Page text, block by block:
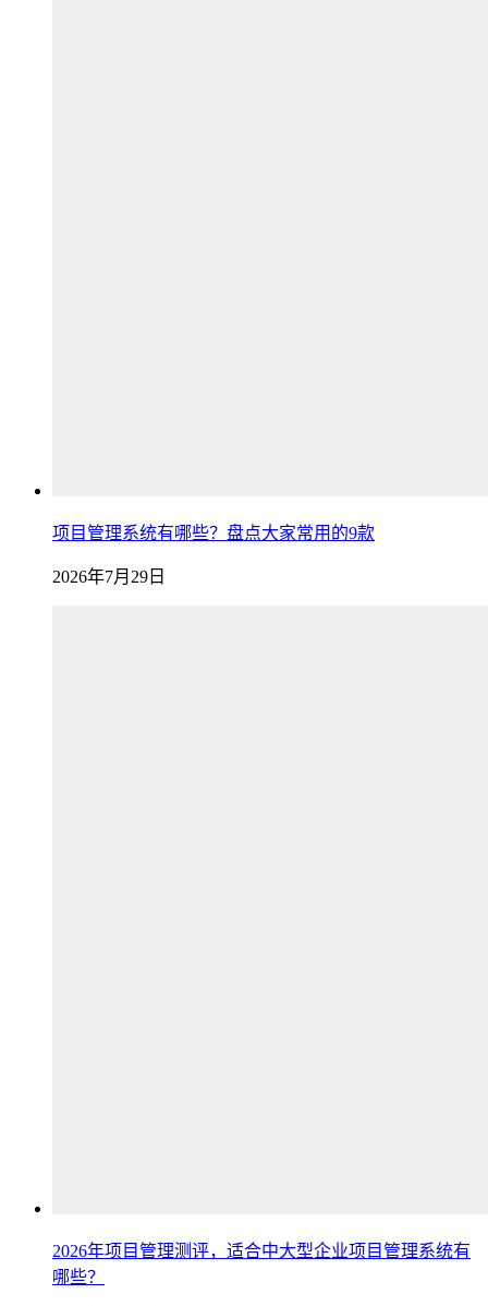
项目管理系统有哪些？盘点大家常用的9款
2026年7月29日
2026年项目管理测评，适合中大型企业项目管理系统有
哪些？